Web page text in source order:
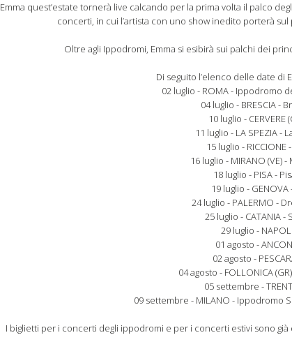
Emma quest’estate tornerà live calcando per la prima volta il palco
concerti, in cui l’artista con uno show inedito porterà
Oltre agli Ippodromi, Emma si esibirà sui palchi dei
Di seguito l’elenco delle date di
02 luglio - ROMA - Ippodromo
04 luglio - BRESCIA -
10 luglio - CERVERE
11 luglio - LA SPEZIA -
15 luglio -
16 luglio - MIRANO (VE)
18 luglio - PISA -
19 luglio -
24 luglio - PALERMO -
25 luglio - CATANIA
29 luglio -
01 agosto -
02 agosto -
04 agosto - FOLLONICA
05 settembre -
09 settembre - MILANO - Ippodromo
I biglietti per i concerti degli ippodromi e per i concerti estivi sono